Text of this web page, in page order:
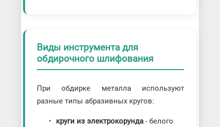
Виды инструмента для
обдирочного шлифования
При обдирке металла используют
разные типы абразивных кругов:
круги из электрокорунда- белого